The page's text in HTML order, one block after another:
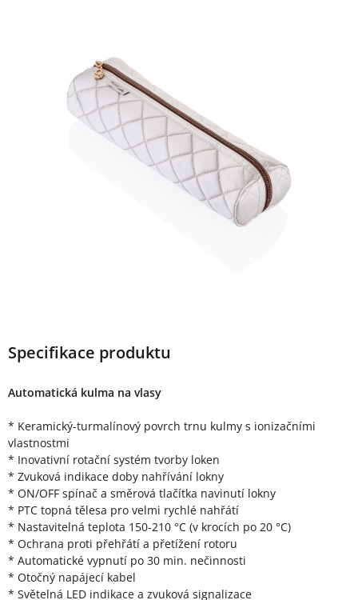
Specifikace produktu
Automatická kulma na vlasy
* Keramický-turmalínový povrch trnu kulmy s ionizačními
vlastnostmi
* Inovativní rotační systém tvorby loken
* Zvuková indikace doby nahřívání lokny
* ON/OFF spínač a směrová tlačítka navinutí lokny
* PTC topná tělesa pro velmi rychlé nahřátí
* Nastavitelná teplota 150-210 °C (v krocích po 20 °C)
* Ochrana proti přehřátí a přetížení rotoru
* Automatické vypnutí po 30 min. nečinnosti
* Otočný napájecí kabel
* Světelná LED indikace a zvuková signalizace